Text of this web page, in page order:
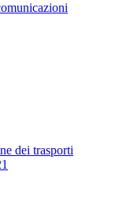
dei trasporti